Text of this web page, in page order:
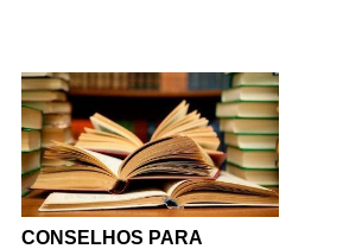
CONSELHOS PARA